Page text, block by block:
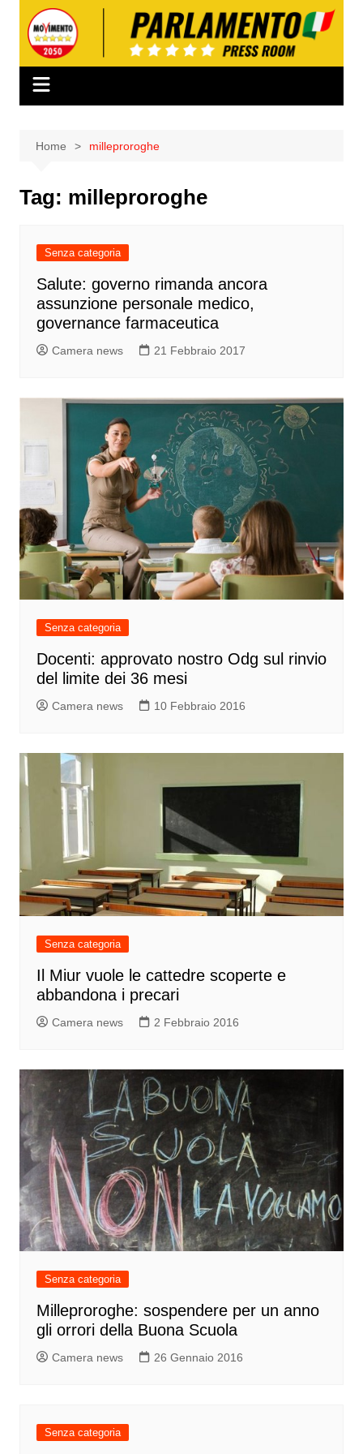
contenuto
Home milleproroghe
Tag: milleproroghe
Senza categoria
Salute: governo rimanda ancora
assunzione personale medico,
governance farmaceutica
Camera news 21 Febbraio 2017
Senza categoria
Docenti: approvato nostro Odg sul rinvio
del limite dei 36 mesi
Camera news 10 Febbraio 2016
Senza categoria
Il Miur vuole le cattedre scoperte e
abbandona i precari
Camera news 2 Febbraio 2016
Senza categoria
Milleproroghe: sospendere per un anno
gli orrori della Buona Scuola
Camera news 26 Gennaio 2016
Senza categoria